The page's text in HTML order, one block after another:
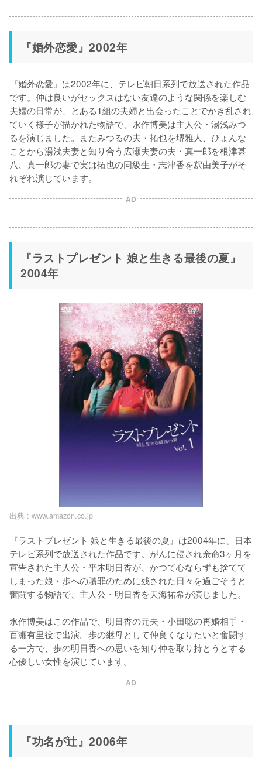
『婚外恋愛』2002年
『婚外恋愛』は2002年に、テレビ朝日系列で放送された作品
です。仲は良いがセックスはない友達のような関係を楽しむ
夫婦の日常が、とある1組の夫婦と出会ったことでかき乱され
ていく様子が描かれた物語で、永作博美は主人公・湯浅みつ
るを演じました。またみつるの夫・拓也を堺雅人、ひょんな
ことから湯浅夫妻と知り合う広瀬夫妻の夫・真一郎を根津甚
八、真一郎の妻で実は拓也の同級生・志津香を釈由美子がそ
れぞれ演じています。
AD
『ラストプレゼント 娘と生きる最後の夏』
2004年
出典 : www.amazon.co.jp
『ラストプレゼント 娘と生きる最後の夏』は2004年に、日本
テレビ系列で放送された作品です。がんに侵され余命3ヶ月を
宣告された主人公・平木明日香が、かつて心ならずも捨てて
しまった娘・歩への贖罪のために残された日々を過ごそうと
奮闘する物語で、主人公・明日香を天海祐希が演じました。
永作博美はこの作品で、明日香の元夫・小田聡の再婚相手・
百瀬有里役で出演。歩の継母として仲良くなりたいと奮闘す
る一方で、歩の明日香への思いを知り仲を取り持とうとする
心優しい女性を演じています。
AD
『功名が辻』2006年